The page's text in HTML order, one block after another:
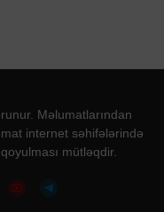
Məlumatlarından
internet səhifələrində
mütləqdir.